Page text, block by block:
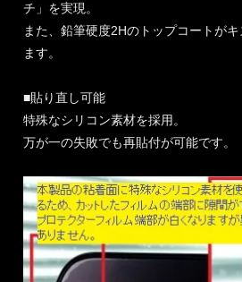
チ」を実現。
また、鉛筆硬度2Hのトップコートが
ます。
■貼り直し可能
特殊なシリコン素材を採用。
万が一の失敗でも再貼付が可能です。